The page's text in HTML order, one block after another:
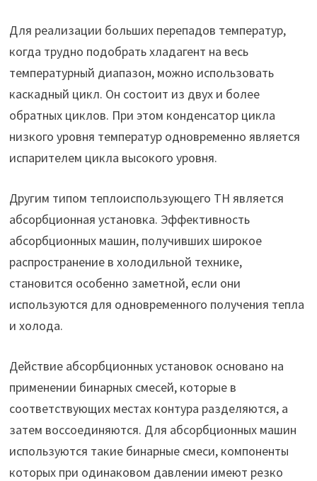
Для реализации больших перепадов температур,
когда трудно подобрать хладагент на весь
температурный диапазон, можно использовать
каскадный цикл. Он состоит из двух и более
обратных циклов. При этом конденсатор цикла
низкого уровня температур одновременно является
испарителем цикла высокого уровня.
Другим типом теплоиспользующего ТН является
абсорбционная установка. Эффективность
абсорбционных машин, получивших широкое
распространение в холодильной технике,
становится особенно заметной, если они
используются для одновременного получения тепла
и холода.
Действие абсорбционных установок основано на
применении бинарных смесей, которые в
соответствующих местах контура разделяются, а
затем воссоединяются. Для абсорбционных машин
используются такие бинарные смеси, компоненты
которых при одинаковом давлении имеют резко